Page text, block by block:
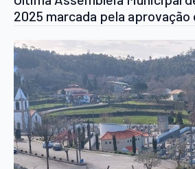
2025 marcada pela aprovação